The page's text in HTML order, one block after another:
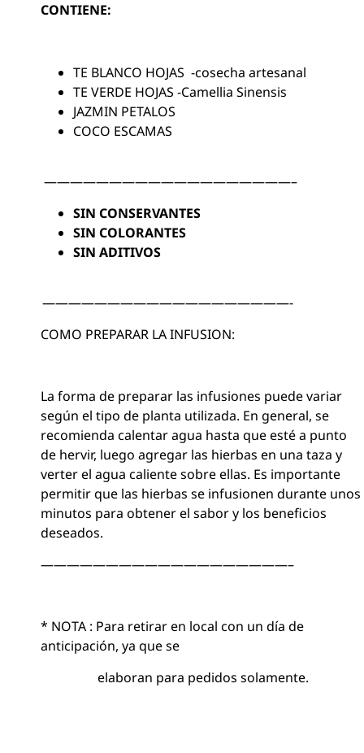
CONTIENE:
TE BLANCO HOJAS -cosecha artesanal
TE VERDE HOJAS -Camellia Sinensis
JAZMIN PETALOS
COCO ESCAMAS
———————————————————–
SIN CONSERVANTES
SIN COLORANTES
SIN ADITIVOS
———————————————————-
COMO PREPARAR LA INFUSION:
La forma de preparar las infusiones puede variar
según el tipo de planta utilizada. En general, se
recomienda calentar agua hasta que esté a punto
de hervir, luego agregar las hierbas en una taza y
verter el agua caliente sobre ellas. Es importante
permitir que las hierbas se infusionen durante unos
minutos para obtener el sabor y los beneficios
deseados.
———————————————————–
* NOTA : Para retirar en local con un día de
anticipación, ya que se
elaboran para pedidos solamente.